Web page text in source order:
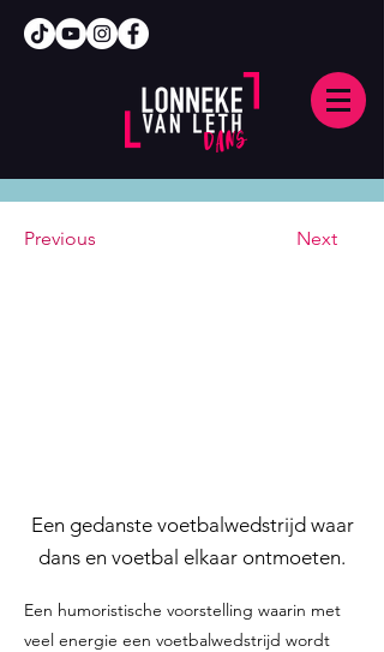
Previous Next
Een gedanste voetbalwedstrijd waar
dans en voetbal elkaar ontmoeten.
Een humoristische voorstelling waarin met
veel energie een voetbalwedstrijd wordt